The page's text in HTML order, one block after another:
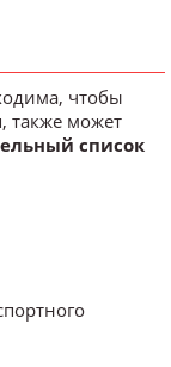
чтобы
также может
список